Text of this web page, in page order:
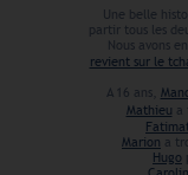
Une belle
partir tous les
Nous avons
revient sur le
A 16 ans,
Mathieu a
Marion a
Hugo